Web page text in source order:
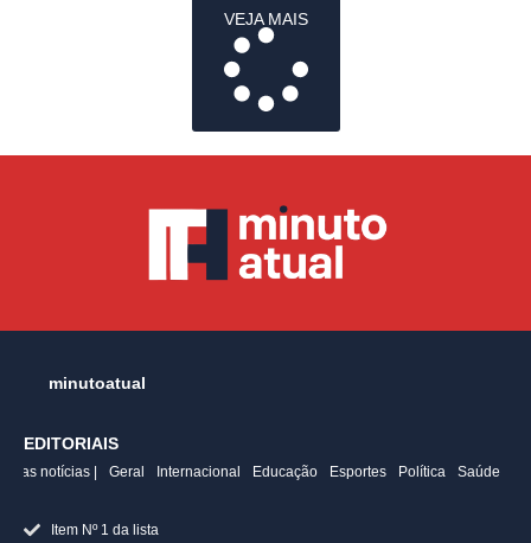
VEJA MAIS
minutoatual
EDITORIAIS
notícias | Geral Internacional Educação Esportes Política Saúde
Item Nº 1 da lista